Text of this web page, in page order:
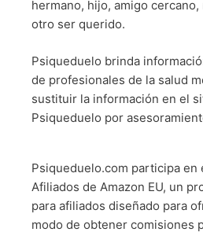
hermano, hijo, amigo
otro ser querido.
Psiqueduelo brinda
de profesionales de la salud
sustituir la información en el
Psiqueduelo por
Psiqueduelo.com participa en
Afiliados de Amazon EU, un
para afiliados diseñado para
modo de obtener comisiones